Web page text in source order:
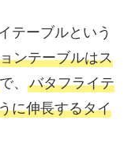
テーブルという
ンテーブルはス
で、バタフライテ
に伸長するタイ